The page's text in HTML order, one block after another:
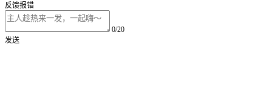
反馈报错
0/20
发送